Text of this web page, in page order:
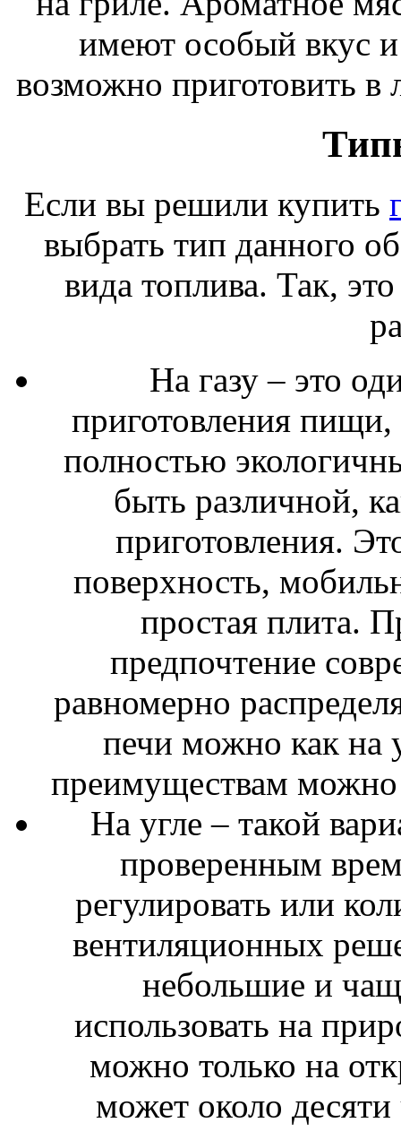
имеют особый вкус и
возможно приготовить
Если вы решили купить
выбрать тип данного
вида топлива. Так,
На газу – это
приготовления
полностью
быть различной,
приготовления.
поверхность,
простая плита.
предпочтение
равномерно
печи можно как на
преимуществам можно
На угле – такой
проверенным
регулировать или
вентиляционных
небольшие и
использовать на
можно только на
может около